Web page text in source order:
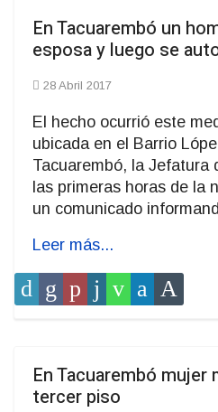
En Tacuarembó un
esposa y luego se
28 Abril 2017
El hecho ocurrió este
ubicada en el Barrio
Tacuarembó, la Jefatura
las primeras horas de la
un comunicado
Leer más...
En Tacuarembó mujer
tercer piso